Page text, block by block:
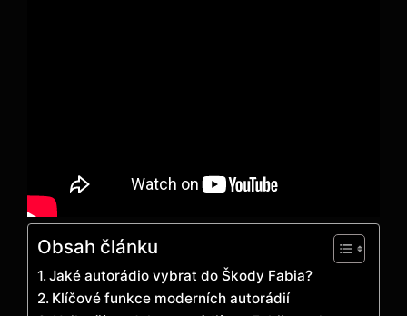
Obsah článku
Jaké autorádio vybrat do Škody Fabia?
Klíčové funkce moderních autorádií